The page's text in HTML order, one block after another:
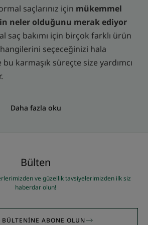
saçlarınız için mükemmel
neler olduğunu merak ediyor
saç bakımı için birçok farklı ürün
seçeceğinizi hala
karmaşık süreçte size yardımcı
Daha fazla oku
Bülten
ve güzellik tavsiyelerimizden ilk siz
haberdar olun!
BÜLTENINE ABONE OLUN